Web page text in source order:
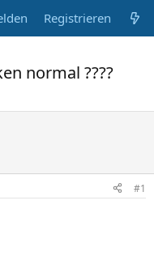
Registrieren
normal ????
#1